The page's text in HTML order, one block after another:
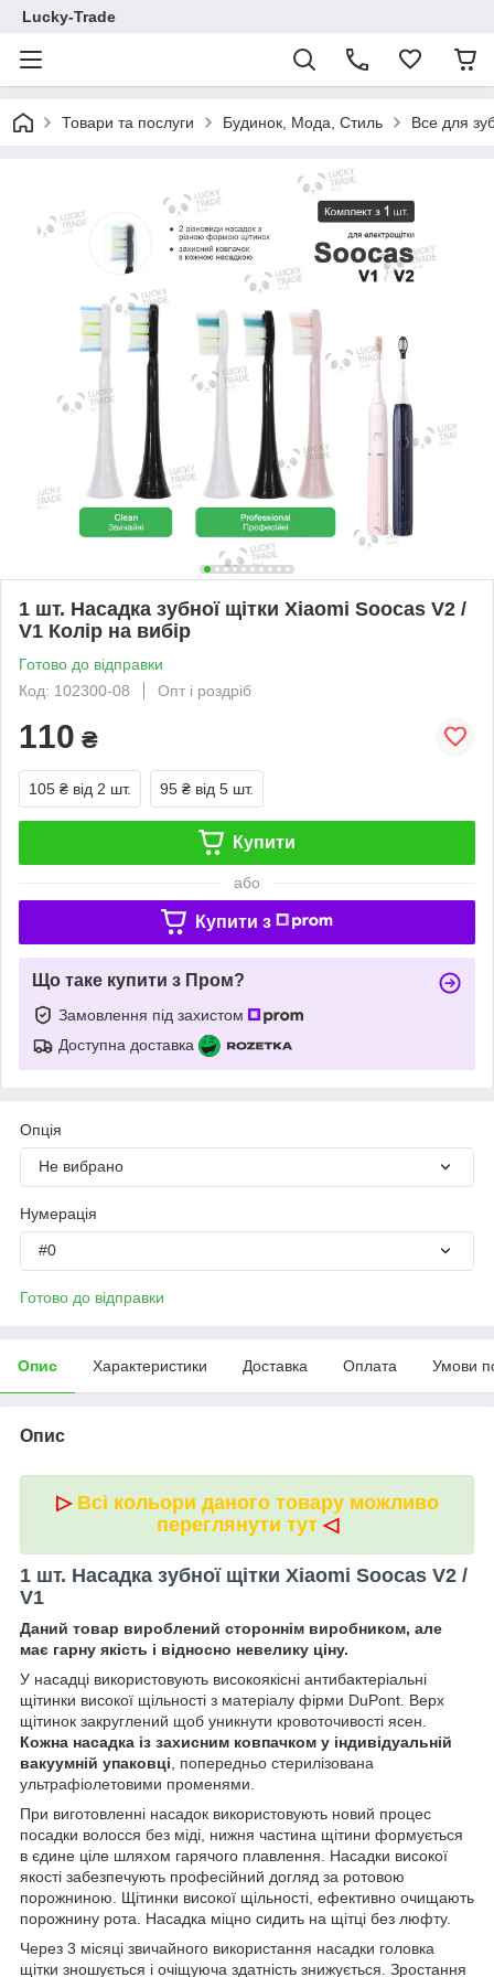
Lucky-Trade
Товари та послуги Будинок, Мода, Стиль Все для
1 шт. Насадка зубної щітки Xiaomi Soocas V2 /
V1 Колір на вибір
Готово до відправки
Код: 102300-08
Опт і роздріб
110 ₴
105 ₴ від 2 шт. 95 ₴ від 5 шт.
Купити
або
Купити з
Що таке купити з Пром?
Замовлення під захистом
Доступна доставка
Опція
Не вибрано
Нумерація
#0
Готово до відправки
Опис Характеристики Доставка Оплата Умови
Опис
▷ Всі кольори даного товару можливо
переглянути тут◁
1 шт. Насадка зубної щітки Xiaomi Soocas V2 /
V1
Даний товар вироблений стороннім виробником, але
має гарну якість і відносно невелику ціну.
У насадці використовують високоякісні антибактеріальні
щітинки високої щільності з матеріалу фірми DuPont. Верх
щітинок закруглений щоб уникнути кровоточивості ясен.
Кожна насадка із захисним ковпачком у індивідуальній
вакуумній упаковці , попередньо стерилізована
ультрафіолетовими променями.
При виготовленні насадок використовують новий процес
посадки волосся без міді, нижня частина щітини формується
в єдине ціле шляхом гарячого плавлення. Насадки високої
якості забезпечують професійний догляд за ротовою
порожниною. Щітинки високої щільності, ефективно очищають
порожнину рота. Насадка міцно сидить на щітці без люфту.
Через 3 місяці звичайного використання насадки головка
щітки зношується і очіщуюча здатність знижується. Зростання